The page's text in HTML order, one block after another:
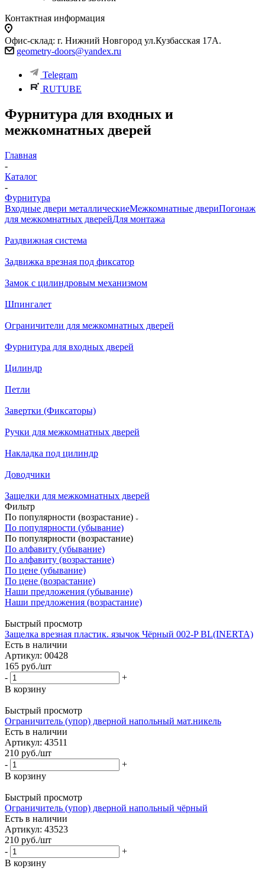
Контактная информация
Офис-склад: г. Нижний Новгород ул.Кузбасская 17А.
geometry-doors@yandex.ru
Telegram
RUTUBE
Фурнитура для входных и
межкомнатных дверей
Главная
-
Каталог
-
Фурнитура
Входные двери металлическиеМежкомнатные двериПогонаж
для межкомнатных дверейДля монтажа
Раздвижная система
Задвижка врезная под фиксатор
Замок с цилиндровым механизмом
Шпингалет
Ограничители для межкомнатных дверей
Фурнитура для входных дверей
Цилиндр
Петли
Завертки (Фиксаторы)
Ручки для межкомнатных дверей
Накладка под цилиндр
Доводчики
Защелки для межкомнатных дверей
Фильтр
По популярности (возрастание)
По популярности (убывание)
По популярности (возрастание)
По алфавиту (убывание)
По алфавиту (возрастание)
По цене (убывание)
По цене (возрастание)
Наши предложения (убывание)
Наши предложения (возрастание)
Быстрый просмотр
Защелка врезная пластик. язычок Чёрный 002-P BL(INERTA)
Есть в наличии
Артикул: 00428
165 руб./шт
-
+
В корзину
Быстрый просмотр
Ограничитель (упор) дверной напольный мат.никель
Есть в наличии
Артикул: 43511
210 руб./шт
-
+
В корзину
Быстрый просмотр
Ограничитель (упор) дверной напольный чёрный
Есть в наличии
Артикул: 43523
210 руб./шт
-
+
В корзину